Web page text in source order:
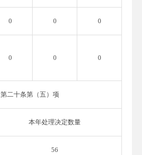
0 0 0
0 0 0
第二十条第（五）项
本年处理决定数量
56